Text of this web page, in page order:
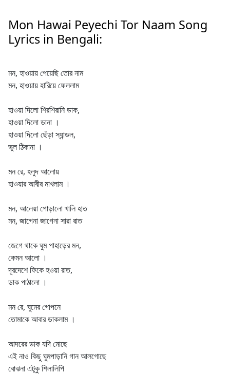
Mon Hawai Peyechi Tor Naam Song
Lyrics in Bengali:
মন, হাওয়ায় পেয়েছি তোর নাম
মন, হাওয়ায় হারিয়ে ফেললাম
হাওয়া দিলো শিরশিরানি ডাক,
হাওয়া দিলো ডানা ।
হাওয়া দিলো ছেঁড়া স্যান্ডল,
ভুল ঠিকানা ।
মন রে, হলুদ আলোয়
হাওয়ার আবীর মাখলাম ।
মন, আলেয়া পোড়ালো খালি হাত
মন, জাগেনা জাগেনা সারা রাত
জেগে থাকে ঘুম পাহাড়ের মন,
কেমন আলো ।
দূরদেশে ফিকে হওয়া রাত,
ডাক পাঠালো ।
মন রে, ঘুমের গোপনে
তোমাকে আবার ডাকলাম ।
আদরের ডাক যদি মোছে
এই নাও কিছু ঘুমপাড়ানি গান আলগোছে
বোঝনা এটুকু শিলালিপি